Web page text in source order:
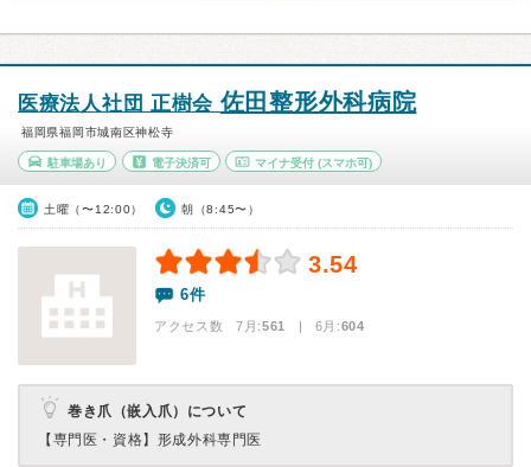
医療法人社団 正樹会佐田整形外科病院
福岡県福岡市城南区神松寺
駐車場あり 電子決済可 マイナ受付 (スマホ可)
土曜（〜12:00） 朝（8:45〜）
3.54
6件
アクセス数 7月:561 | 6月:604
巻き爪（嵌入爪）について
【専門医・資格】 形成外科専門医